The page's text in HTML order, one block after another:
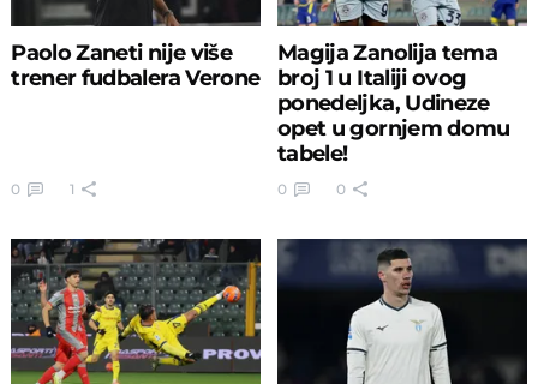
Paolo Zaneti nije više
trener fudbalera Verone
0 1
Magija Zanolija tema
broj 1 u Italiji ovog
ponedeljka, Udineze
opet u gornjem domu
tabele!
0 0